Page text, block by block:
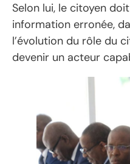
Selon lui, le citoyen
information erronée,
l’évolution du rôle du
devenir un acteur